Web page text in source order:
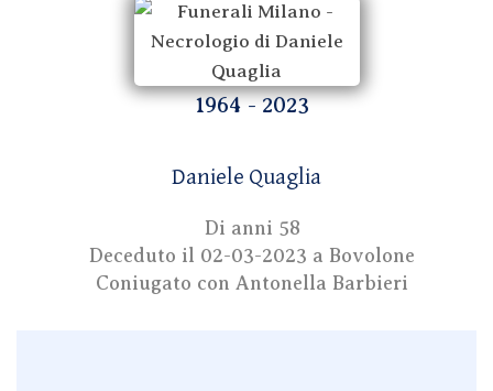
1964 - 2023
Daniele Quaglia
Di anni 58
Deceduto il 02-03-2023 a Bovolone
Coniugato con Antonella Barbieri